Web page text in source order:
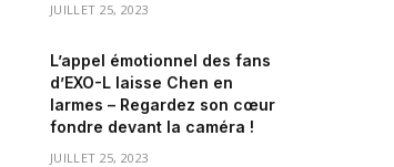
JUILLET 25, 2023
L’appel émotionnel des fans
d’EXO-L laisse Chen en
larmes – Regardez son cœur
fondre devant la caméra !
JUILLET 25, 2023